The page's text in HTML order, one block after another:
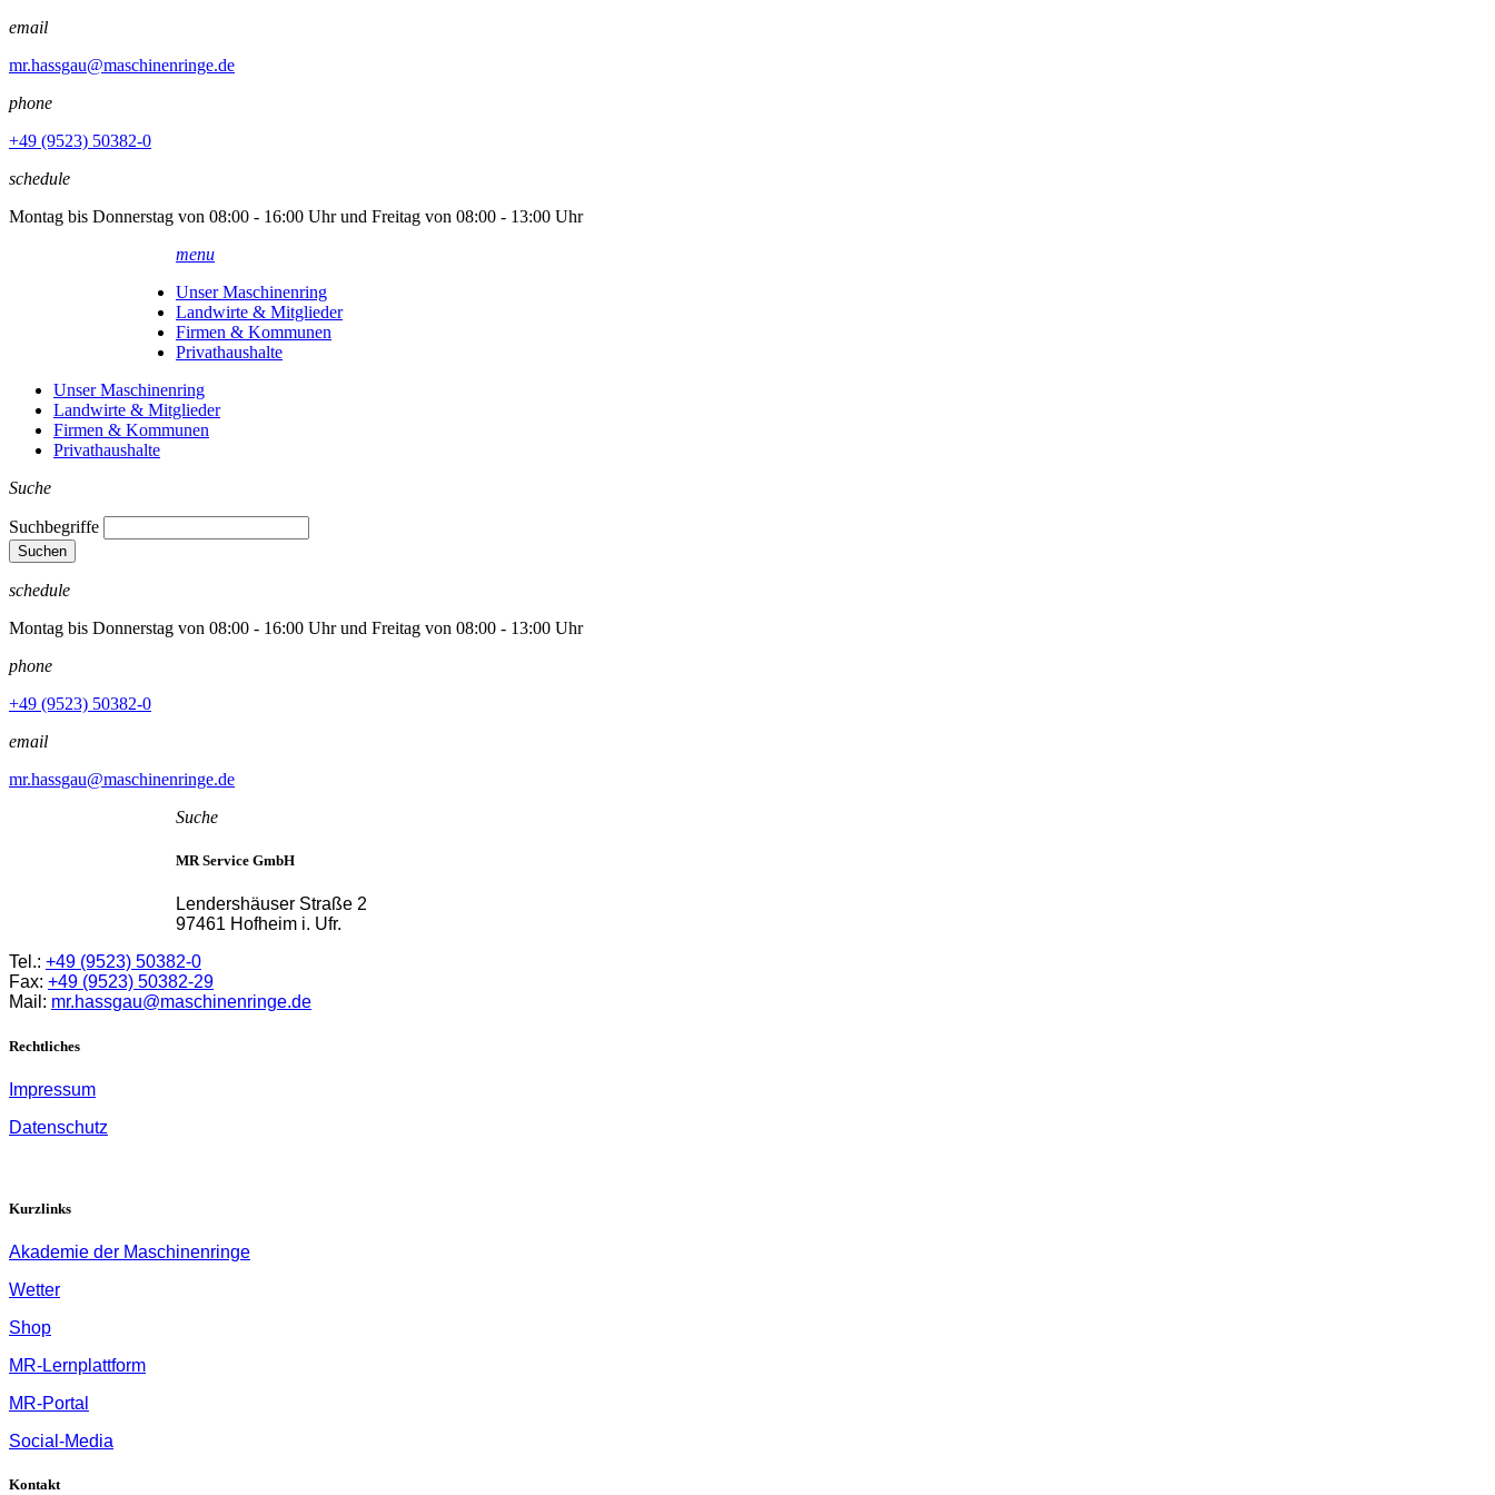
email
mr.hassgau@maschinenringe.de
phone
+49 (9523) 50382-0
schedule
Montag bis Donnerstag von 08:00 - 16:00 Uhr und Freitag von 08:00 - 13:00 Uhr
menu
Unser Maschinenring
Landwirte & Mitglieder
Firmen & Kommunen
Privathaushalte
Unser Maschinenring
Landwirte & Mitglieder
Firmen & Kommunen
Privathaushalte
Suche
Suchbegriffe
Suchen
schedule
Montag bis Donnerstag von 08:00 - 16:00 Uhr und Freitag von 08:00 - 13:00 Uhr
phone
+49 (9523) 50382-0
email
mr.hassgau@maschinenringe.de
Suche
MR Service GmbH
Lendershäuser Straße 2
97461 Hofheim i. Ufr.
Tel.: +49 (9523) 50382-0
Fax: +49 (9523) 50382-29
Mail: mr.hassgau@maschinenringe.de
Rechtliches
Impressum
Datenschutz
Kurzlinks
Akademie der Maschinenringe
Wetter
Shop
MR-Lernplattform
MR-Portal
Social-Media
Kontakt